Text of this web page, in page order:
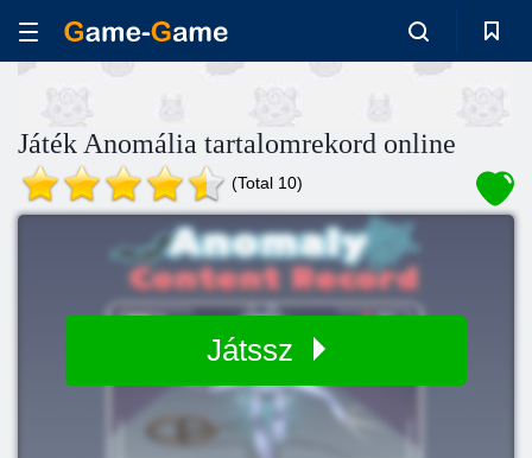
Játék Anomália tartalomrekord online
(Total 10)
Játssz